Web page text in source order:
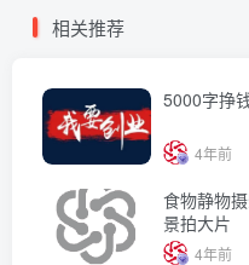
相关推荐
5000字挣
4年前
食物静物
景拍大片
4年前